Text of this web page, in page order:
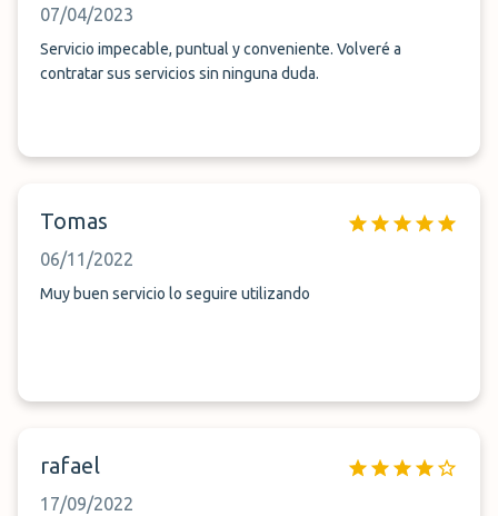
07/04/2023
Servicio impecable, puntual y conveniente. Volveré a
contratar sus servicios sin ninguna duda.
Tomas
06/11/2022
Muy buen servicio lo seguire utilizando
rafael
17/09/2022